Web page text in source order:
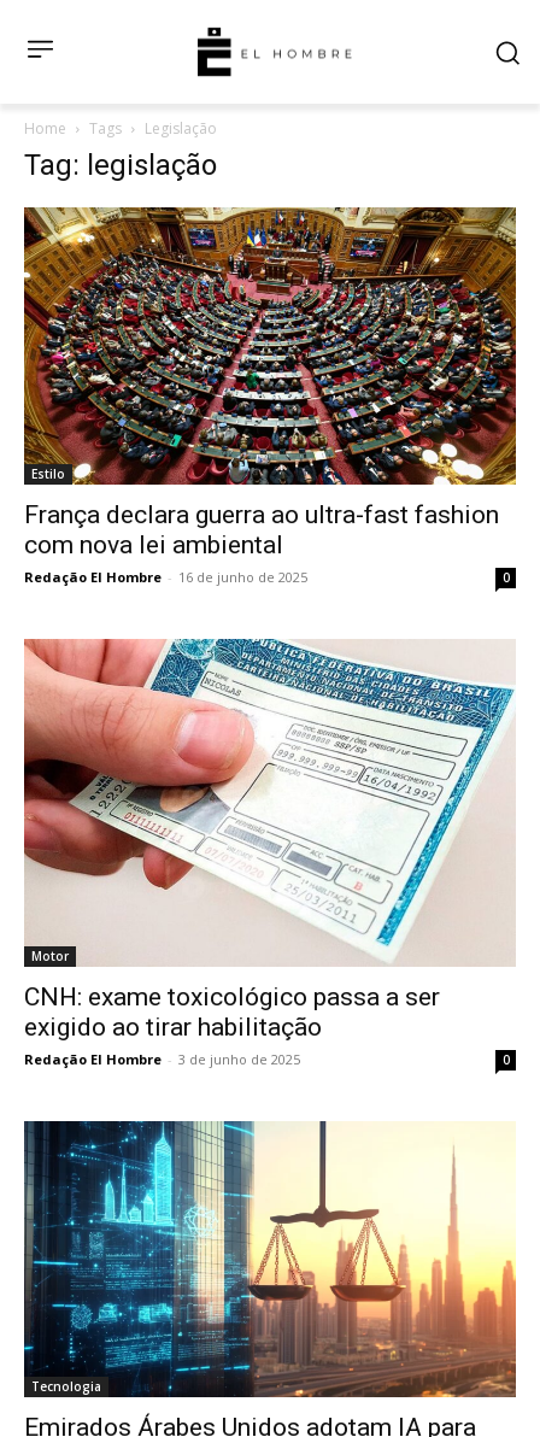
Home Tags Legislação
Tag: legislação
Estilo
França declara guerra ao ultra-fast fashion
com nova lei ambiental
Redação El Hombre - 16 de junho de 2025 0
Motor
CNH: exame toxicológico passa a ser
exigido ao tirar habilitação
Redação El Hombre - 3 de junho de 2025 0
Tecnologia
Emirados Árabes Unidos adotam IA para